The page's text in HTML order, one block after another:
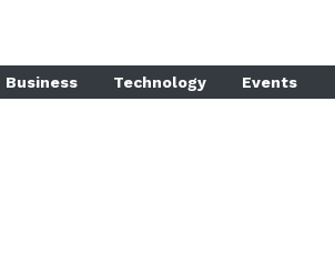
Business Technology Events